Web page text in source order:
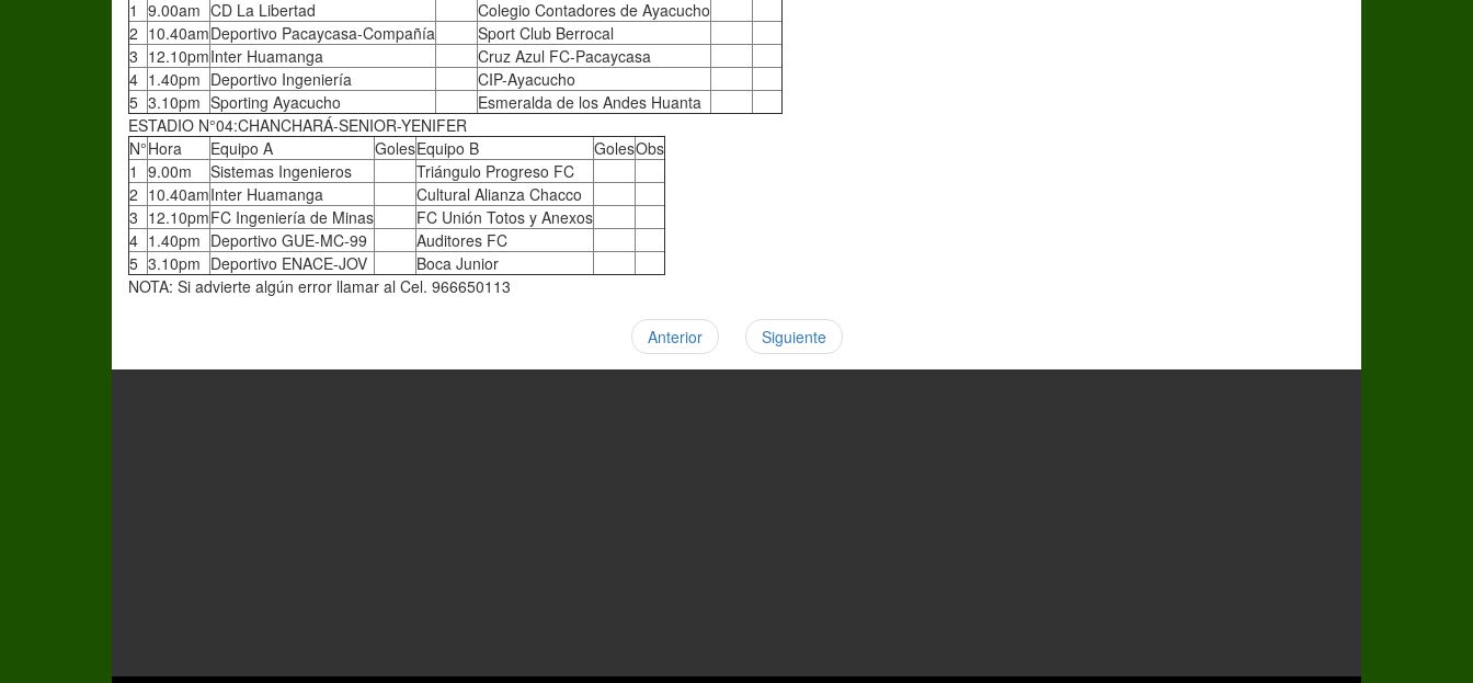
1 9.00am CD La Libertad
Colegio Contadores de Ayacucho
2 10.40amDeportivo Pacaycasa-Compañía
Sport Club Berrocal
3 12.10pmInter Huamanga
Cruz Azul FC-Pacaycasa
4 1.40pm Deportivo Ingeniería
CIP-Ayacucho
5 3.10pm Sporting Ayacucho
Esmeralda de los Andes Huanta
ESTADIO N°04:CHANCHARÁ-SENIOR-YENIFER
N°Hora Equipo A GolesEquipo B GolesObs
1 9.00m Sistemas Ingenieros
Triángulo Progreso FC
2 10.40amInter Huamanga
Cultural Alianza Chacco
3 12.10pmFC Ingeniería de Minas
FC Unión Totos y Anexos
4 1.40pm Deportivo GUE-MC-99
Auditores FC
5 3.10pm Deportivo ENACE-JOV
Boca Junior
NOTA: Si advierte algún error llamar al Cel. 966650113
Anterior Siguiente